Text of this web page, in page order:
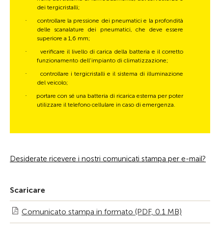
dei tergicristalli;
·
controllare la pressione dei pneumatici e la profondità
delle scanalature dei pneumatici, che deve essere
superiore a 1,6 mm;
·
verificare il livello di carica della batteria e il corretto
funzionamento dell’impianto di climatizzazione;
·
controllare i tergicristalli e il sistema di illuminazione
del veicolo;
·
portare con sé una batteria di ricarica esterna per poter
utilizzare il telefono cellulare in caso di emergenza.
Desiderate ricevere i nostri comunicati stampa per e-mail?
Scaricare
Comunicato stampa in formato (PDF, 0.1 MB)